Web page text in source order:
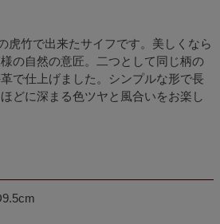
虎竹で出来たサイフです。美しくなら
の自然の意匠。二つとして同じ柄の
で仕上げました。シンプルな形で長
どに深まる色ツヤと風合いをお楽し